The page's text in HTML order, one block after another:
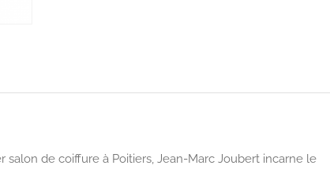
salon de coiffure à Poitiers, Jean-Marc Joubert incarne le